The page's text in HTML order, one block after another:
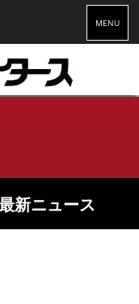
MENU
新ニュース